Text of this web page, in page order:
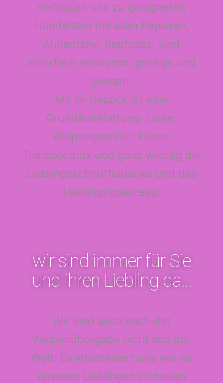
verlassen uns zu geeigneten
Hundeltern mit allen Papieren,
Ahnentafel, Impfpass, sind
mehrfach entwurmt, gechipt und
geimpft.
Mit im Gepäck ist eine
Grundausstattung: Leine,
Welpengeschirr, Futter,
Transportbox und ganz wichtig die
Lieblingsschnuffeldecke und das
Lieblingsspielzeug.
wir sind immer für Sie
und ihren Liebling da...
Wir sind auch nach der
Welpenübergabe nicht aus der
Welt. Es interessiert uns wie es
unseren Lieblingen im neuen